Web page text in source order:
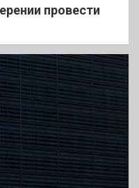
провести